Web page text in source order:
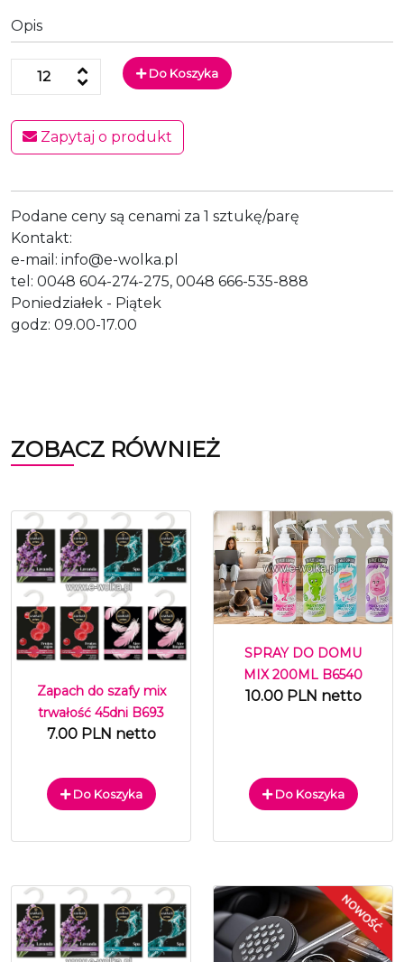
Opis
Do Koszyka
Zapytaj o produkt
Podane ceny są cenami za 1 sztukę/parę
Kontakt:
e-mail: info@e-wolka.pl
tel: 0048 604-274-275, 0048 666-535-888
Poniedziałek - Piątek
godz: 09.00-17.00
ZOBACZ RÓWNIEŻ
Zapach do szafy mix
trwałość 45dni B693
7.00 PLN netto
Do Koszyka
SPRAY DO DOMU
MIX 200ML B6540
10.00 PLN netto
Do Koszyka